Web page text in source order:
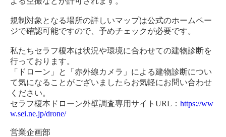
規制対象となる場所の詳しいマップは公式のホームペー
ジで確認可能ですので、予めチェックが必要です。
私たちセラフ榎本は状況や環境に合わせての建物診断を
行っております。
「ドローン」と「赤外線カメラ」による建物診断につい
て気になることがございましたらお気軽にお問い合わせ
ください。
セラフ榎本ドローン外壁調査専用サイトURL： https://ww
w.sei.ne.jp/drone/
営業企画部